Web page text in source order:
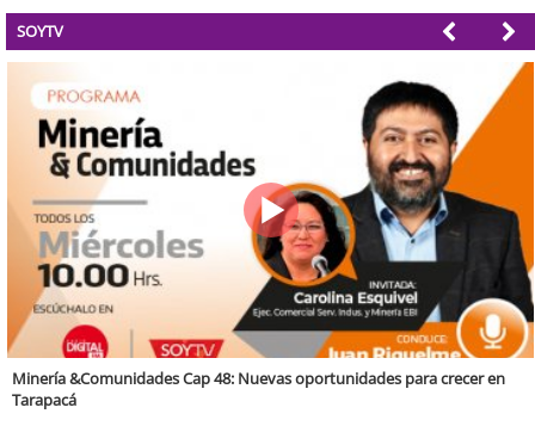
SOYTV
Valparaíso Región Sostenible Cap. 83: Calidad, ética y sostenibilidad